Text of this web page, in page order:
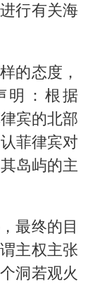
行有关海
的态度，
明：根据
宾的北部
菲律宾对
岛屿的主
最终的目
主权主张
洞若观火